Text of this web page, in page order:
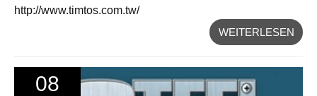
http://www.timtos.com.tw/
WEITERLESEN
08